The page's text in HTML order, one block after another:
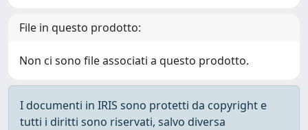
File in questo prodotto:
Non ci sono file associati a questo prodotto.
I documenti in IRIS sono protetti da copyright e
tutti i diritti sono riservati, salvo diversa